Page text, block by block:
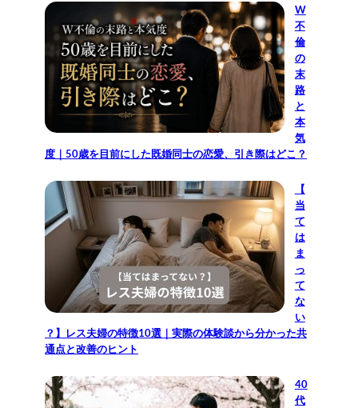
W
不
倫
の
末
路
と
本
気
度｜50歳を目前にした既婚同士の恋愛、引き際はどこ？
【
当
て
は
ま
っ
て
な
い
？】レス夫婦の特徴10選｜実際の体験談から分かった共
通点と改善のヒント
40
代